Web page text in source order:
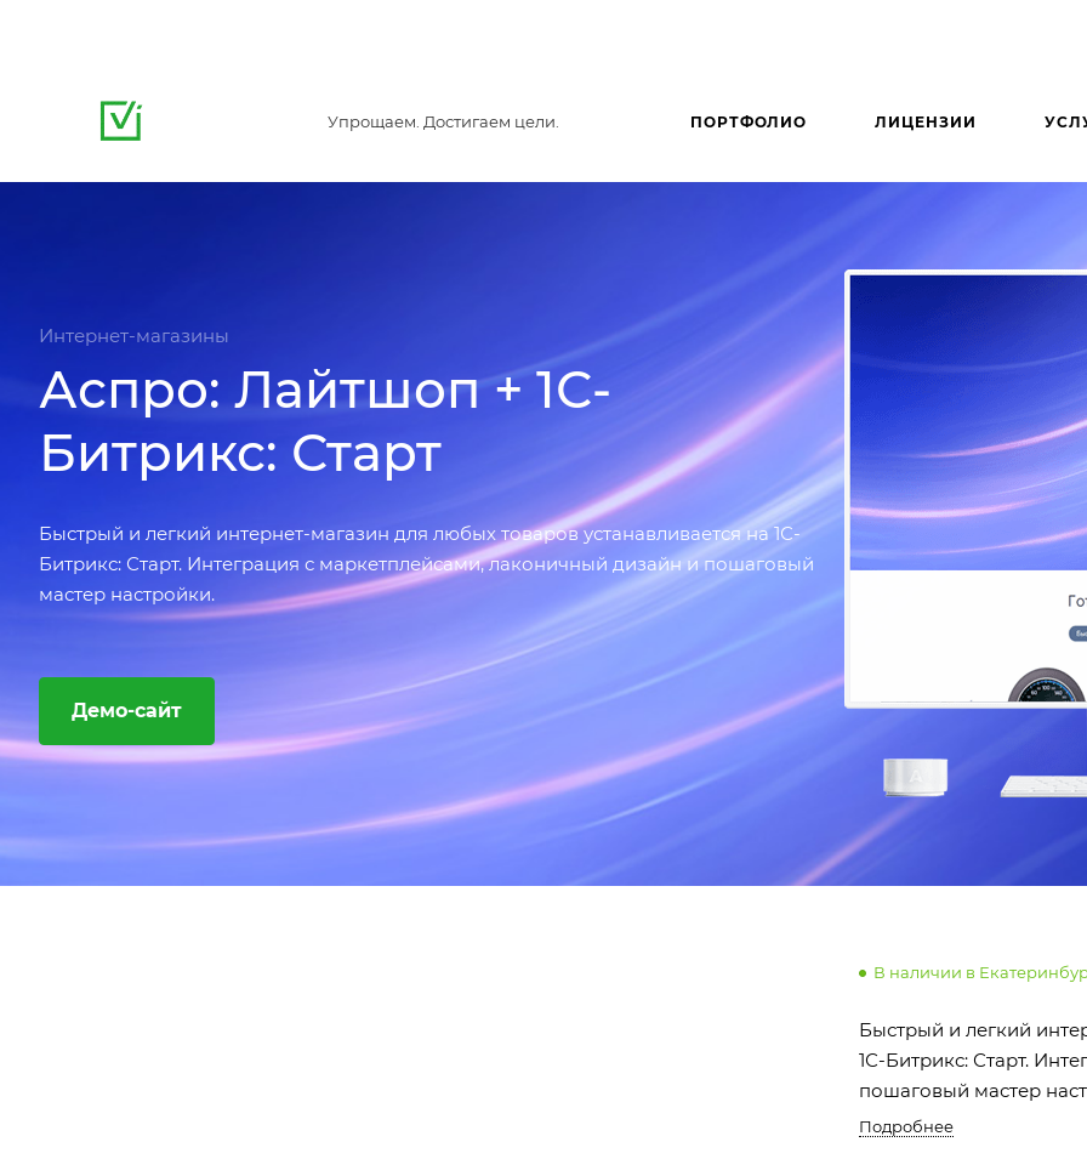
Упрощаем. Достигаем цели. ПОРТФОЛИО ЛИЦЕНЗИИ
Интернет-магазины
Аспро: Лайтшоп + 1С-
Битрикс: Старт
Быстрый и легкий интернет-магазин для любых товаров устанавливается на 1С-
Битрикс: Старт. Интеграция с маркетплейсами, лаконичный дизайн и пошаговый
мастер настройки.
Демо-сайт
В наличии в
Быстрый и легкий
1С-Битрикс: Старт.
пошаговый мастер
Подробнее